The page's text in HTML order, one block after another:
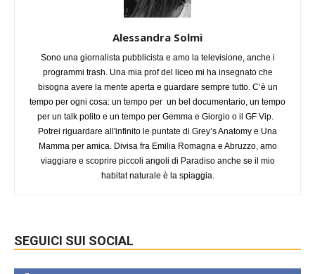
Alessandra Solmi
Sono una giornalista pubblicista e amo la televisione, anche i
programmi trash. Una mia prof del liceo mi ha insegnato che
bisogna avere la mente aperta e guardare sempre tutto. C’è un
tempo per ogni cosa: un tempo per un bel documentario, un tempo
per un talk polito e un tempo per Gemma e Giorgio o il GF Vip.
Potrei riguardare all'infinito le puntate di Grey’s Anatomy e Una
Mamma per amica. Divisa fra Emilia Romagna e Abruzzo, amo
viaggiare e scoprire piccoli angoli di Paradiso anche se il mio
habitat naturale è la spiaggia.
SEGUICI SUI SOCIAL